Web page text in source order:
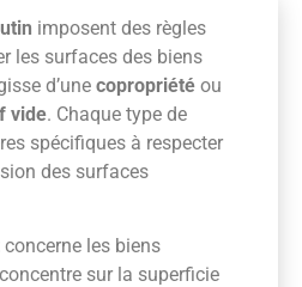
imposent des règles
les surfaces des biens
d’une copropriété ou
vide. Chaque type de
spécifiques à respecter
des surfaces
concerne les biens
sur la superficie